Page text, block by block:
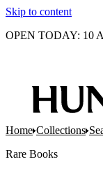
Skip to content
OPEN TODAY: 10
Home Collections
Rare Books